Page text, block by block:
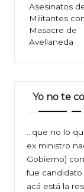
Asesinatos
Militantes
Masacre de
Avellaneda
Yo no te
…que no lo
ex ministro
Gobierno)
fue
acá está la